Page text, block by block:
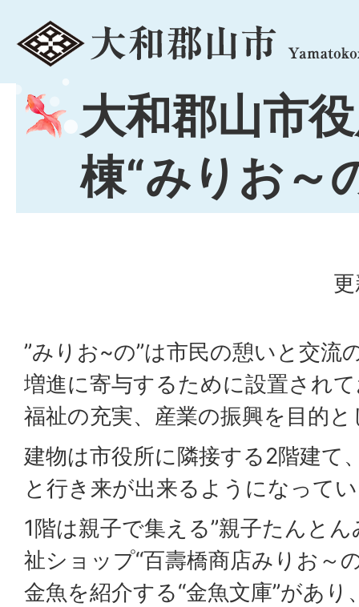
menu
大和郡山市
棟“みりお～
”みりお~の”は市民の憩いと交流
増進に寄与するために設置され
福祉の充実、産業の振興を目的
建物は市役所に隣接する2階建て
と行き来が出来るようになって
1階は親子で集える”親子たんと
祉ショップ“百壽橋商店みりお～
金魚を紹介する“金魚文庫”があ